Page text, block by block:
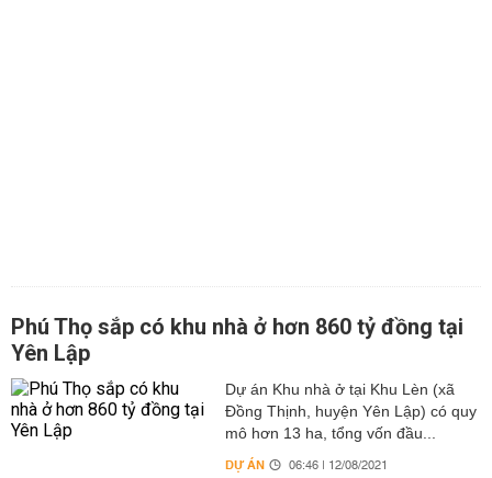
Phú Thọ sắp có khu nhà ở hơn 860 tỷ đồng tại
Yên Lập
Dự án Khu nhà ở tại Khu Lèn (xã
Đồng Thịnh, huyện Yên Lập) có quy
mô hơn 13 ha, tổng vốn đầu...
DỰ ÁN 06:46 | 12/08/2021